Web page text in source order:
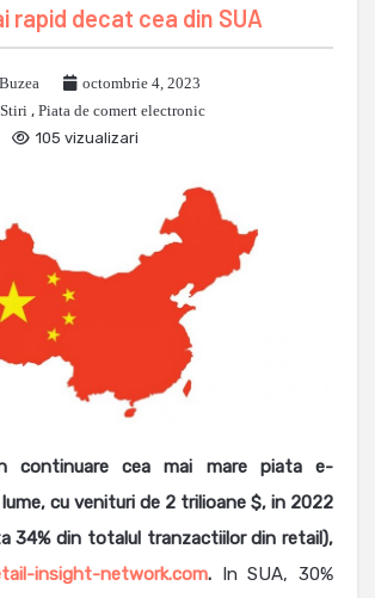
rapid decat cea din SUA
octombrie 4, 2023
, Piata de comert electronic
105 vizualizari
continuare cea mai mare piata e-
cu venituri de 2 trilioane $, in 2022
34% din totalul tranzactiilor din retail),
insight-network.com. In SUA, 30%